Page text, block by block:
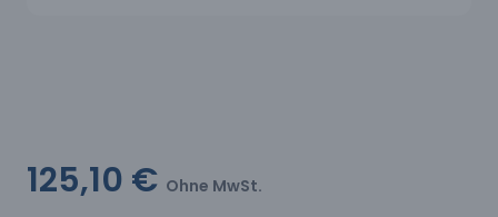
125,10 € Ohne MwSt.